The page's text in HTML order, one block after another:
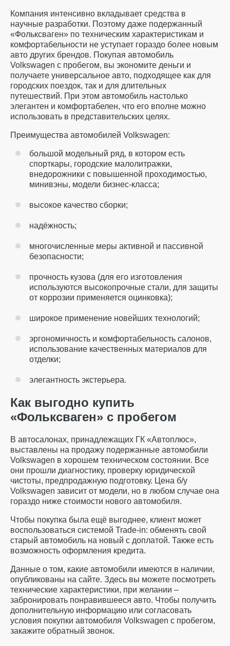
Компания интенсивно вкладывает средства в
научные разработки. Поэтому даже подержанный
«Фольксваген» по техническим характеристикам и
комфортабельности не уступает гораздо более новым
авто других брендов. Покупая автомобиль
Volkswagen с пробегом, вы экономите деньги и
получаете универсальное авто, подходящее как для
городских поездок, так и для длительных
путешествий. При этом автомобиль настолько
элегантен и комфортабелен, что его вполне можно
использовать в представительских целях.
Преимущества автомобилей Volkswagen:
большой модельный ряд, в котором есть
спорткары, городские малолитражки,
внедорожники с повышенной проходимостью,
минивэны, модели бизнес-класса;
высокое качество сборки;
надёжность;
многочисленные меры активной и пассивной
безопасности;
прочность кузова (для его изготовления
используются высокопрочные стали, для защиты
от коррозии применяется оцинковка);
широкое применение новейших технологий;
эргономичность и комфортабельность салонов,
использование качественных материалов для
отделки;
элегантность экстерьера.
Как выгодно купить
«Фольксваген» с пробегом
В автосалонах, принадлежащих ГК «Автоплюс»,
выставлены на продажу подержанные автомобили
Volkswagen в хорошем техническом состоянии. Все
они прошли диагностику, проверку юридической
чистоты, предпродажную подготовку. Цена б/у
Volkswagen зависит от модели, но в любом случае она
гораздо ниже стоимости нового автомобиля.
Чтобы покупка была ещё выгоднее, клиент может
воспользоваться системой Trade-in: обменять свой
старый автомобиль на новый с доплатой. Также есть
возможность оформления кредита.
Данные о том, какие автомобили имеются в наличии,
опубликованы на сайте. Здесь вы можете посмотреть
технические характеристики, при желании –
забронировать понравившееся авто. Чтобы получить
дополнительную информацию или согласовать
условия покупки автомобиля Volkswagen с пробегом,
закажите обратный звонок.